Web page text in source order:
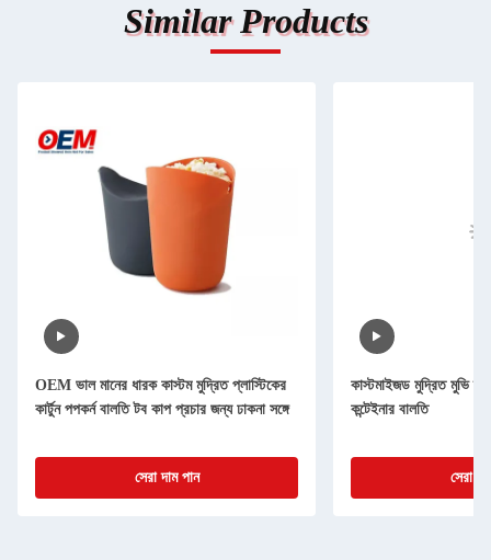
Similar Products
OEM ভাল মানের ধারক কাস্টম মুদ্রিত প্লাস্টিকের
কার্টুন পপকর্ন বালতি টব কাপ প্রচার জন্য ঢাকনা সঙ্গে
সেরা দাম পান
কাস্টমাইজড মুদ্রিত মুভি
কন্টেইনার বালতি
সেরা